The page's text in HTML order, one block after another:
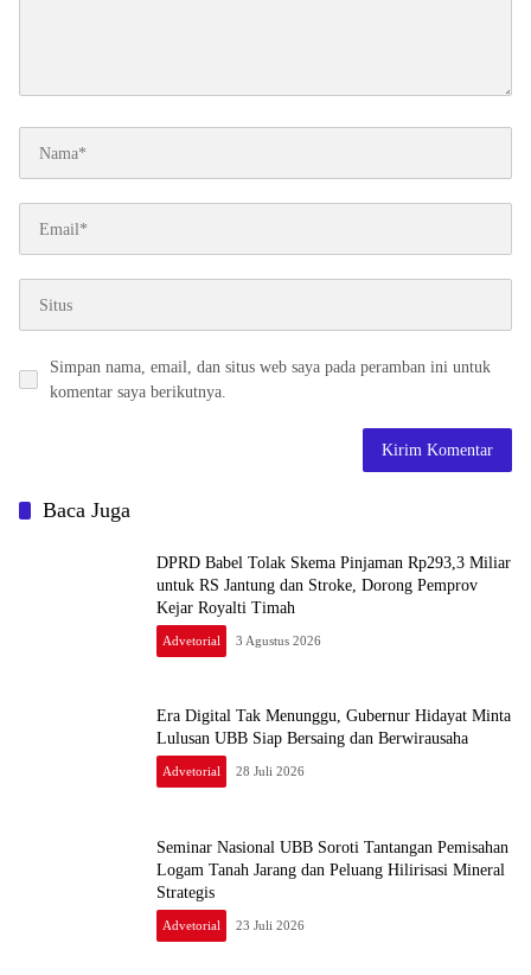
Simpan nama, email, dan situs web saya pada peramban ini untuk
komentar saya berikutnya.
Baca Juga
DPRD Babel Tolak Skema Pinjaman Rp293,3 Miliar
untuk RS Jantung dan Stroke, Dorong Pemprov
Kejar Royalti Timah
Advetorial 3 Agustus 2026
Era Digital Tak Menunggu, Gubernur Hidayat Minta
Lulusan UBB Siap Bersaing dan Berwirausaha
Advetorial 28 Juli 2026
Seminar Nasional UBB Soroti Tantangan Pemisahan
Logam Tanah Jarang dan Peluang Hilirisasi Mineral
Strategis
Advetorial 23 Juli 2026